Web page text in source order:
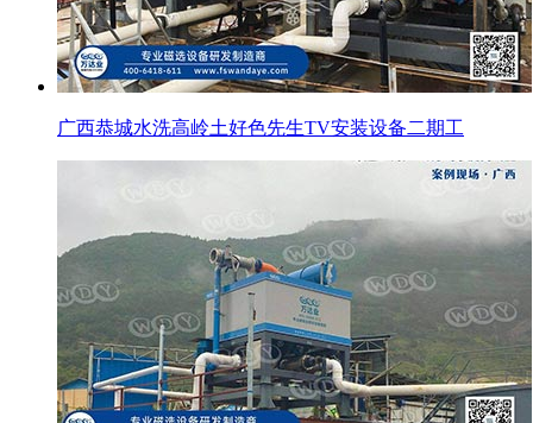
广西恭城水洗高岭土好色先生TV安装设备二期工